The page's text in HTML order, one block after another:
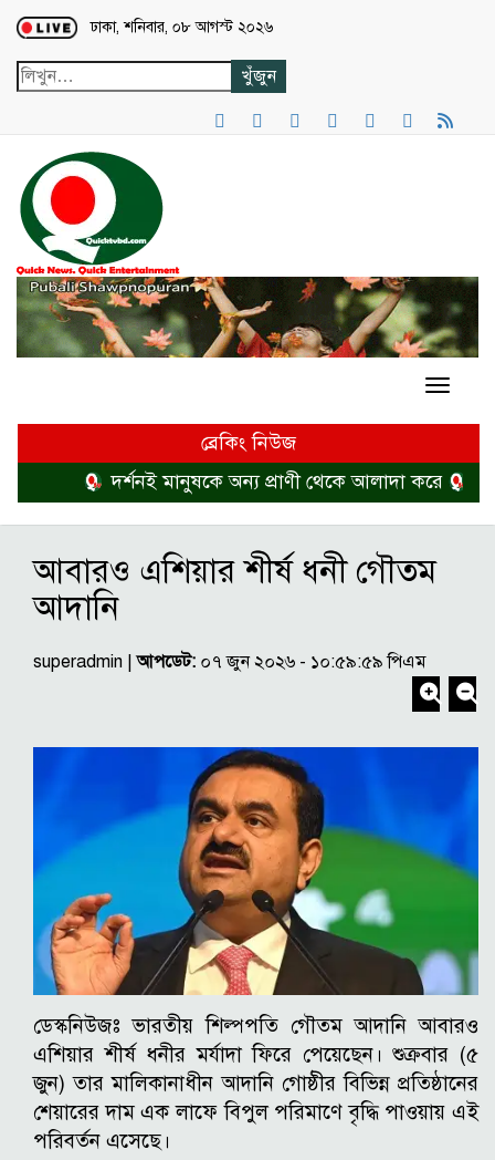
Loading...
ঢাকা, শনিবার, ০৮ আগস্ট ২০২৬
ব্রেকিং নিউজ
দর্শনই মানুষকে অন্য প্রাণী থেকে আলাদা করে
হত্যা
আবারও এশিয়ার শীর্ষ ধনী গৌতম
আদানি
superadmin |আপডেট: ০৭ জুন ২০২৬ - ১০:৫৯:৫৯ পিএম
ডেস্কনিউজঃ ভারতীয় শিল্পপতি গৌতম আদানি আবারও
এশিয়ার শীর্ষ ধনীর মর্যাদা ফিরে পেয়েছেন। শুক্রবার (৫
জুন) তার মালিকানাধীন আদানি গোষ্ঠীর বিভিন্ন প্রতিষ্ঠানের
শেয়ারের দাম এক লাফে বিপুল পরিমাণে বৃদ্ধি পাওয়ায় এই
পরিবর্তন এসেছে।